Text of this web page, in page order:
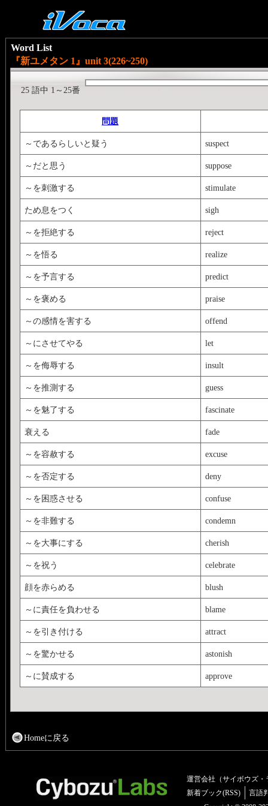
Word List
『新ユメタン 1』unit 3(226~250)
25 語中 1～25番
問題
～であるらしいと疑う suspect
～だと思う suppose
～を刺激する stimulate
ため息をつく sigh
～を拒絶する reject
～を悟る realize
～を予言する predict
～を褒める praise
～の感情を害する offend
～にさせてやる let
～を侮辱する insult
～を推測する guess
～を魅了する fascinate
衰える fade
～を容赦する excuse
～を否定する deny
～を困惑させる confuse
～を非難する condemn
～を大事にする cherish
～を祝う celebrate
顔を赤らめる blush
～に責任を負わせる blame
～を引き付ける attract
～を驚かせる astonish
～に賛成する approve
Homeに戻る
運営会社（サイボウズ・
新着ブック(RSS)
言語